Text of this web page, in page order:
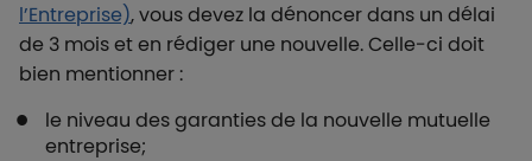
l’Entreprise), vous devez la dénoncer dans un délai
de 3 mois et en rédiger une nouvelle. Celle-ci doit
bien mentionner :
le niveau des garanties de la nouvelle mutuelle
entreprise;